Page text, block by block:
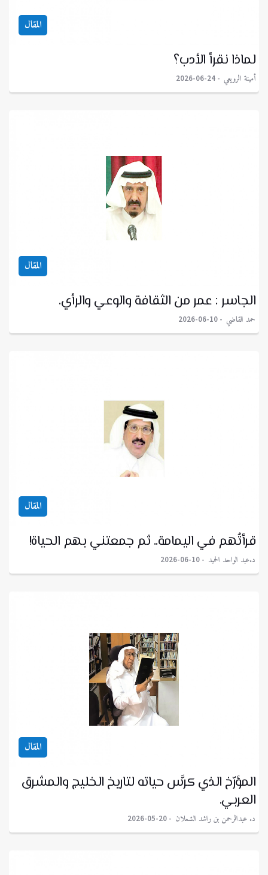
المقال
لماذا نقرأ الأدب؟
أمينة الرويعي 2026-06-24
المقال
الجاسر : عمر من الثقافة والوعي والرأي.
حمد القاضي 2026-06-10
المقال
قرأتُهم في اليمامة.. ثم جمعتني بهم الحياة!
د.عبد الواحد الحميد 2026-06-10
المقال
المؤرّخ الذي كرَّس حياته لتاريخ الخليج والمشرق
العربي.
د. عبدالرحمن بن راشد الشملان 2026-05-20